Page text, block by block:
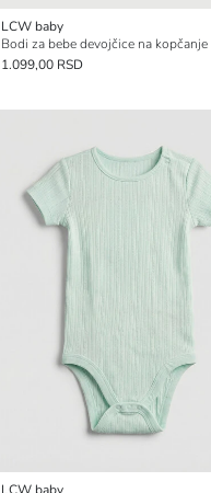
LCW baby
Bodi za bebe devojčice na
1.099,00 RSD
LCW baby